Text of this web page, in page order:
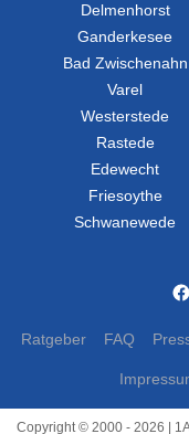
Delmenhorst
Ganderkesee
Bad Zwischenahn
Varel
Westerstede
Rastede
Edewecht
Friesoythe
Schwanewede
Ratgeber FAQ
Copyright © 2000 - 2026 |